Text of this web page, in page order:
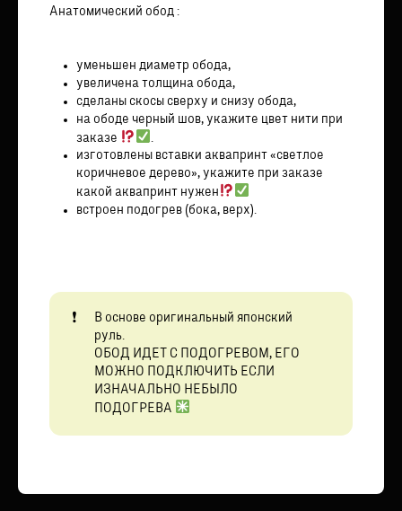
Анатомический обод :
уменьшен диаметр обода,
увеличена толщина обода,
сделаны скосы сверху и снизу обода,
на ободе черный шов, укажите цвет нити при
заказе
.
изготовлены вставки аквапринт «светлое
коричневое дерево», укажите при заказе
какой аквапринт нужен
встроен подогрев (бока, верх).
В основе оригинальный японский
руль.
ОБОД ИДЕТ С ПОДОГРЕВОМ, ЕГО
МОЖНО ПОДКЛЮЧИТЬ ЕСЛИ
ИЗНАЧАЛЬНО НЕБЫЛО
ПОДОГРЕВА